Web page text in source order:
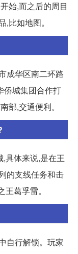
始,而之后的周目
比如地图。
成华区南二环路
侨城集团合作打
部,交通便利。
具体来说,是在王
的支线任务和击
葛孚雷。
自行解锁。玩家